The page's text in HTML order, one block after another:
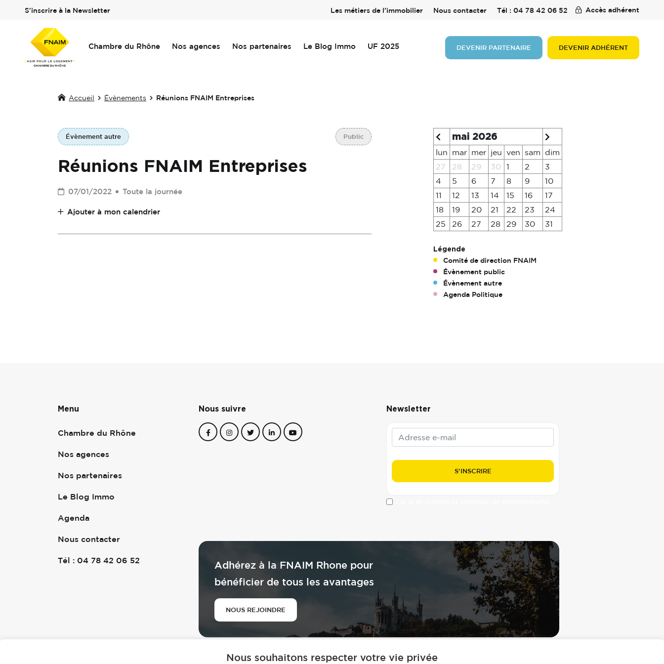
S'inscrire à la Newsletter Les métiers de l’immobilier Nous contacter Tél : 04 78 42 06 52 Accès adhérent
Chambre du Rhône Nos agences Nos partenaires Le Blog Immo UF 2025 DEVENIR PARTENAIRE DEVENIR ADHÉRENT
Accueil Évènements Réunions FNAIM Entreprises
Évènement autre Public
Réunions FNAIM Entreprises
07/01/2022 Toute la journée
Ajouter à mon calendrier
mai 2026
lun mar mer jeu ven sam
dim
27
28 29 30 1 2
3
4
5 6 7 8 9
10
11
12 13 14 15 16
17
18
19 20 21 22 23
24
25
26 27 28 29 30 31
Légende
Comité de direction FNAIM
Évènement public
Évènement autre
Agenda Politique
Menu
Chambre du Rhône
Nos agences
Nos partenaires
Le Blog Immo
Agenda
Nous contacter
Tél : 04 78 42 06 52
Nous suivre Newsletter
Adhérez à la FNAIM Rhone pour
bénéficier de tous les avantages
NOUS REJOINDRE
Nous souhaitons respecter votre vie privée